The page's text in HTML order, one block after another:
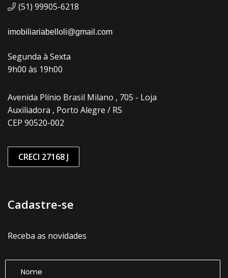
(51) 99905-6218
imobiliariabelloli@gmail.com
Segunda à Sexta
9h00 às 19h00
Avenida Plínio Brasil Milano , 705 - Loja
Auxiliadora , Porto Alegre / RS
CEP 90520-002
CRECI 27168 J
Cadastre-se
Receba as novidades